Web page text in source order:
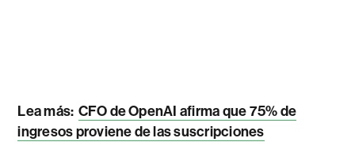
Lea más: CFO de OpenAI afirma que 75% de
ingresos proviene de las suscripciones